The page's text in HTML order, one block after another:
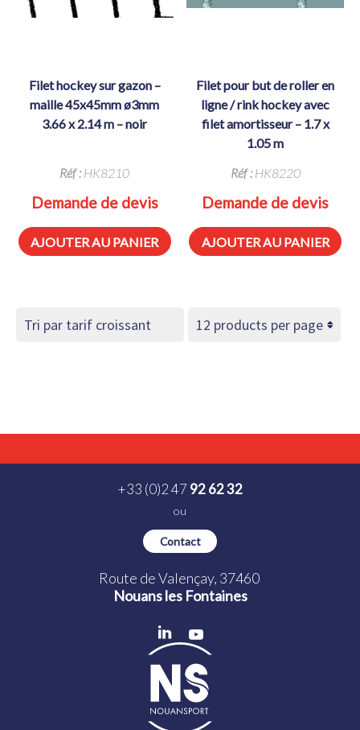
filet hockey sur gazon –
maille 45x45mm ø3mm
3.66 x 2.14 m – noir
Réf :HK8210
Demande de devis
AJOUTER AU PANIER
filet pour but de roller en
ligne / rink hockey avec
filet amortisseur – 1.7 x
1.05 m
Réf :HK8220
Demande de devis
AJOUTER AU PANIER
+33 (0)2 47 92 62 32
ou
Contact
Route de Valençay, 37460
Nouans les Fontaines